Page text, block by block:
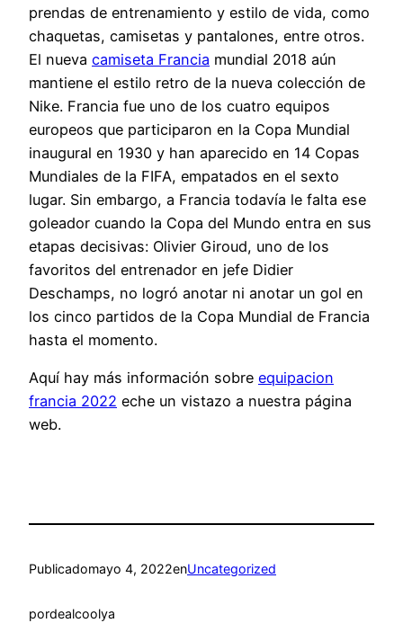
prendas de entrenamiento y estilo de vida, como
chaquetas, camisetas y pantalones, entre otros.
El nueva camiseta Francia mundial 2018 aún
mantiene el estilo retro de la nueva colección de
Nike. Francia fue uno de los cuatro equipos
europeos que participaron en la Copa Mundial
inaugural en 1930 y han aparecido en 14 Copas
Mundiales de la FIFA, empatados en el sexto
lugar. Sin embargo, a Francia todavía le falta ese
goleador cuando la Copa del Mundo entra en sus
etapas decisivas: Olivier Giroud, uno de los
favoritos del entrenador en jefe Didier
Deschamps, no logró anotar ni anotar un gol en
los cinco partidos de la Copa Mundial de Francia
hasta el momento.
Aquí hay más información sobre equipacion
francia 2022 eche un vistazo a nuestra página
web.
Publicadomayo 4, 2022enUncategorized
pordealcoolya